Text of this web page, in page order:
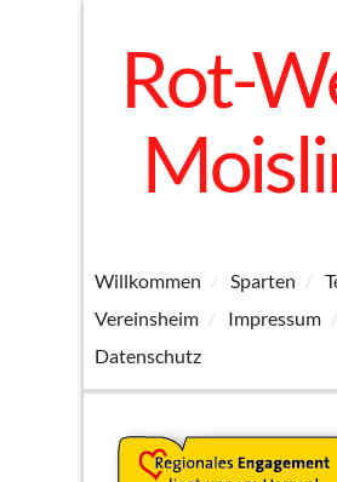
Rot-
Willkommen Sparten
Vereinsheim
Impressum
Datenschutz